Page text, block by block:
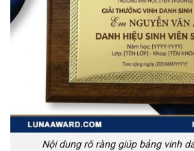
Nội dung rõ ràng giúp bảng vinh